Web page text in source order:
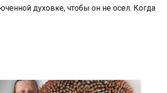
духовке, чтобы он не осел. Когда